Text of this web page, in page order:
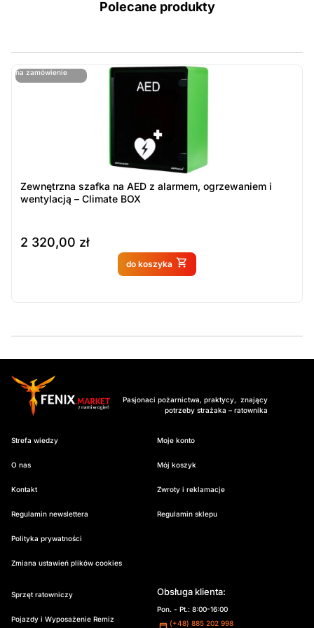
Polecane produkty
na zamówienie
ostatnie sztuki
Zewnętrzna szafka na AED z alarmem, ogrzewaniem i
wentylacją – Climate BOX
2 320,00 zł
do koszyka
Produkt dostępny na
Pasjonaci pożarnictwa, praktycy, znający
potrzeby strażaka – ratownika
Strefa wiedzy
O nas
Kontakt
Regulamin newslettera
Polityka prywatności
Zmiana ustawień plików cookies
Moje konto
Mój koszyk
Zwroty i reklamacje
Regulamin sklepu
Sprzęt ratowniczy
Pojazdy i Wyposażenie Remiz
Obsługa klienta:
Pon. - Pt.: 8:00-16:00
(+48) 885 202 998